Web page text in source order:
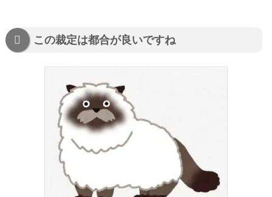
この裁定は都合が良いですね